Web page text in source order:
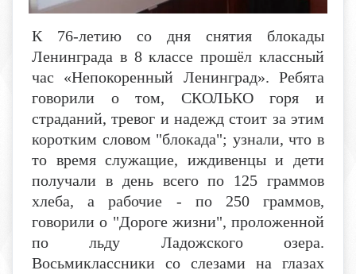
К 76-летию со дня снятия блокады
Ленинграда в 8 классе прошёл классный
час «Непокоренный Ленинград». Ребята
говорили о том, СКОЛЬКО горя и
страданий, тревог и надежд стоит за этим
коротким словом "блокада"; узнали, что в
то время служащие, иждивенцы и дети
получали в день всего по 125 граммов
хлеба, а рабочие - по 250 граммов,
говорили о "Дороге жизни", проложенной
по льду Ладожского озера.
Восьмиклассники со слезами на глазах